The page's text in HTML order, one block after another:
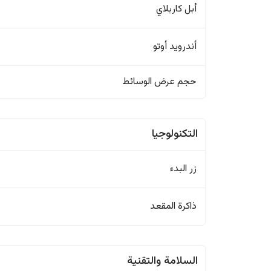
أبل كاربلاي
أندرويد أوتو
حجم عرض الوسائط
التكنولوجيا
زر البدء
ذاكرة المقعد
السلامة والتقنية